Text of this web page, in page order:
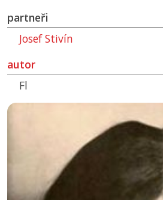
partneři
Josef Stivín
autor
Fl